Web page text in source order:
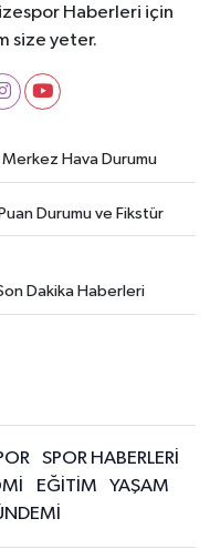
Haberleri için
size yeter.
Merkez Hava Durumu
Durumu ve Fikstür
Dakika Haberleri
SPOR HABERLERİ
EĞİTİM
YAŞAM